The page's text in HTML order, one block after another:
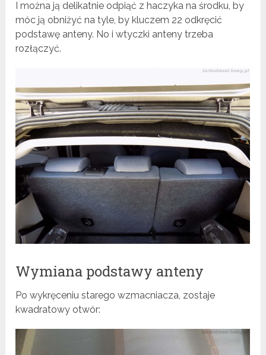
I można ją delikatnie odpiąć z haczyka na środku, by
móc ją obniżyć na tyle, by kluczem 22 odkręcić
podstawę anteny. No i wtyczki anteny trzeba
rozłączyć.
Wymiana podstawy anteny
Po wykręceniu starego wzmacniacza, zostaje
kwadratowy otwór: